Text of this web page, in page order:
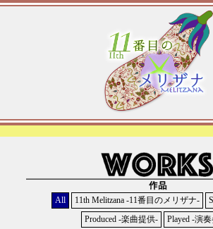
All 11th Melitzana -11番目のメリザナ-
Produced -楽曲提供-
Played -演